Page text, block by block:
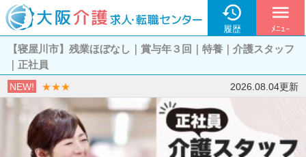

履歴
menu
ﾒﾆｭｰ
【寝屋川市】残業ほぼなし｜賞与年３回｜特養｜介護スタッフ
｜正社員
NEW! ★★★ 2026.08.04更新